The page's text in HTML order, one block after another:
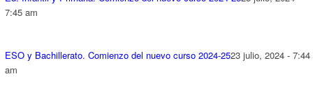
7:45 am
ESO y Bachillerato. Comienzo del nuevo curso 2024-2523 julio, 2024 - 7:44
am